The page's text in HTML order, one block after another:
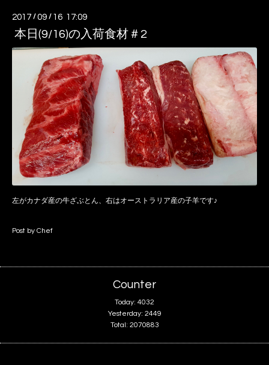
2017 /09 / 16 17:09
本日(9/16)の入荷食材＃2
左がカナダ産の牛ざぶとん、右はオーストラリア産の子羊です♪
Post by Chef
Counter
Today: 4032
Yesterday: 2449
Total: 2070883